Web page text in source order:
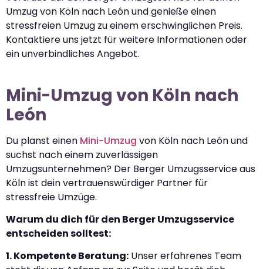
Umzug von Köln nach León und genieße einen
stressfreien Umzug zu einem erschwinglichen Preis.
Kontaktiere uns jetzt für weitere Informationen oder
ein unverbindliches Angebot.
Mini-Umzug von Köln nach
León
Du planst einen Mini-Umzug von Köln nach León und
suchst nach einem zuverlässigen
Umzugsunternehmen? Der Berger Umzugsservice aus
Köln ist dein vertrauenswürdiger Partner für
stressfreie Umzüge.
Warum du dich für den Berger Umzugsservice
entscheiden solltest:
1. Kompetente Beratung: Unser erfahrenes Team